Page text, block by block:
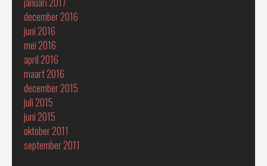
december 2016
juni 2016
mei 2016
april 2016
maart 2016
december 2015
juli 2015
juni 2015
oktober 2011
september 2011